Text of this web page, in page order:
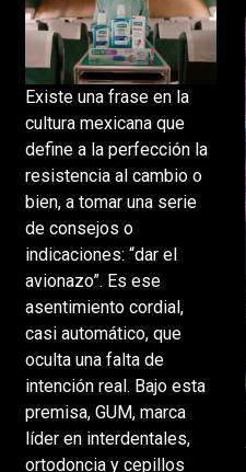
Existe una frase en la
cultura mexicana que
define a la perfección la
resistencia al cambio o
bien, a tomar una serie
de consejos o
indicaciones: “dar el
avionazo”. Es ese
asentimiento cordial,
casi automático, que
oculta una falta de
intención real. Bajo esta
premisa, GUM, marca
líder en interdentales,
ortodoncia y cepillos